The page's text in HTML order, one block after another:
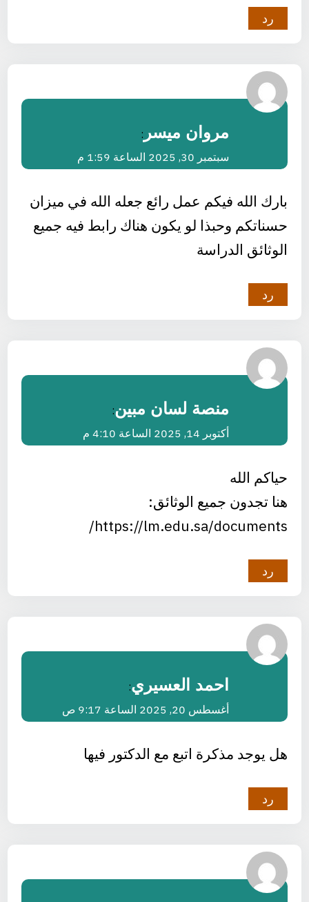
رد
مروان ميسر :
سبتمبر 30, 2025 الساعة 1:59 م
بارك الله فيكم عمل رائع جعله الله في ميزان
حسناتكم وحبذا لو يكون هناك رابط فيه جميع
الوثائق الدراسة
رد
منصة لسان مبين:
أكتوبر 14, 2025 الساعة 4:10 م
حياكم الله
هنا تجدون جميع الوثائق:
https://lm.edu.sa/documents/
رد
احمد العسيري:
أغسطس 20, 2025 الساعة 9:17 ص
هل يوجد مذكرة اتبع مع الدكتور فيها
رد